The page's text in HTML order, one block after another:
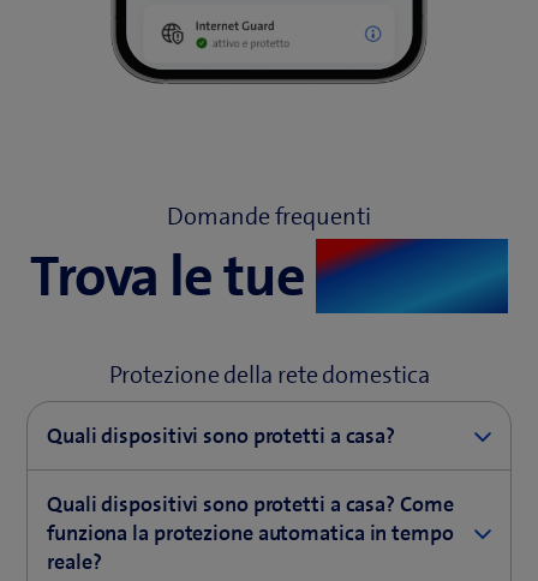
Domande frequenti
Trova le tuerisposte
Protezione della rete domestica
Quali dispositivi sono protetti a casa?
Sono protetti tutti i dispositivi collegati al router
tramite Wi-Fi o cavo. Tutti i dispositivi come
PC/laptop/smartphone/stampanti, dispositivi Smart
Quali dispositivi sono protetti a casa? Come
funziona la protezione automatica in tempo
reale?